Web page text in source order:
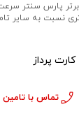
پارس سنتر
نسبت به سایر
کارت پرداز
تماس با تامین